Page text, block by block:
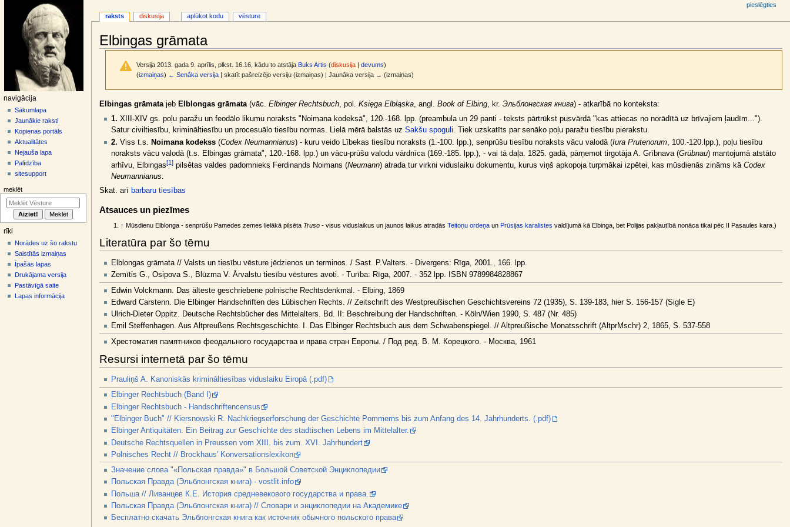
Elbingas grāmata
Versija 2013. gada 9. aprīlis, plkst. 16.16, kādu to atstāja Buks Artis (diskusija |devums)
(izmaiņas) ← Senāka versija | skatīt pašreizējo versiju (izmaiņas) | Jaunāka versija → (izmaiņas)
Jump
navigation
Jump
search
Elbingas grāmatajeb Elblongas grāmata(vāc. Elbinger Rechtsbuch, pol. Księga Elbląska, angl. Book of Elbing, kr. Эльблонгская книга) - atkarībā no konteksta:
1. XIII-XIV gs. poļu paražu un feodālo likumu noraksts "Noimana kodeksā", 120.-168. lpp. (preambula un 29 panti - teksts pārtrūkst pusvārdā "kas attiecas no norādītā uz brīvajiem ļaudīm...").
Satur civiltiesību, krimināltiesību un procesuālo tiesību normas. Lielā mērā balstās uz Sakšu spoguli. Tiek uzskatīts par senāko poļu paražu tiesību pierakstu.
2. Viss t.s. Noimana kodekss(Codex Neumannianus) - kuru veido Lībekas tiesību noraksts (1.-100. lpp.), senprūšu tiesību noraksts vācu valodā (Iura Prutenorum, 100.-120.lpp.), poļu tiesību
noraksts vācu valodā (t.s. Elbingas grāmata", 120.-168. lpp.) un vācu-prūšu valodu vārdnīca (169.-185. lpp.), - vai tā daļa. 1825. gadā, pārņemot tirgotāja A. Grībnava (Grübnau) mantojumā atstāto
arhīvu, Elbingas[1]pilsētas valdes padomnieks Ferdinands Noimans (Neumann) atrada tur virkni viduslaiku dokumentu, kurus viņš apkopoja turpmākai izpētei, kas mūsdienās zināms kā Codex
Neumannianus.
Skat. arī barbaru tiesības
Atsauces un piezīmes
↑ Mūsdienu Elblonga - senprūšu Pamedes zemes lielākā pilsēta Truso - visus viduslaikus un jaunos laikus atradāsTeitoņu ordeņa unPrūsijas karalistes valdījumā kā Elbinga, bet Polijas pakļautībā nonāca tikai pēc II Pasaules kara.)
Literatūra par šo tēmu
Elblongas grāmata // Valsts un tiesību vēsture jēdzienos un terminos. / Sast. P.Valters. - Divergens: Rīga, 2001., 166. lpp.
Zemītis G., Osipova S., Blūzma V. Ārvalstu tiesību vēstures avoti. - Turība: Rīga, 2007. - 352 lpp. ISBN 9789984828867
Edwin Volckmann. Das älteste geschriebene polnische Rechtsdenkmal. - Elbing, 1869
Edward Carstenn. Die Elbinger Handschriften des Lübischen Rechts. // Zeitschrift des Westpreußischen Geschichtsvereins 72 (1935), S. 139-183, hier S. 156-157 (Sigle E)
Ulrich-Dieter Oppitz. Deutsche Rechtsbücher des Mittelalters. Bd. II: Beschreibung der Handschriften. - Köln/Wien 1990, S. 487 (Nr. 485)
Emil Steffenhagen. Aus Altpreußens Rechtsgeschichte. I. Das Elbinger Rechtsbuch aus dem Schwabenspiegel. // Altpreußische Monatsschrift (AltprMschr) 2, 1865, S. 537-558
Хрестоматия памятников феодального государства и права стран Европы. / Под ред. В. М. Корецкого. - Москва, 1961
Resursi internetā par šo tēmu
Prauliņš A. Kanoniskās krimināltiesības viduslaiku Eiropā (.pdf)
Elbinger Rechtsbuch (Band I)
Elbinger Rechtsbuch - Handschriftencensus
"Elbinger Buch" // Kiersnowski R. Nachkriegserforschung der Geschichte Pommerns bis zum Anfang des 14. Jahrhunderts. (.pdf)
Elbinger Antiquitäten. Ein Beitrag zur Geschichte des stadtischen Lebens im Mittelalter.
Deutsche Rechtsquellen in Preussen vom XIII. bis zum. XVI. Jahrhundert
Polnisches Recht // Brockhaus' Konversationslexikon
Значение слова "«Польская правда»" в Большой Советской Энциклопедии
Польская Правда (Эльблонгская книга) - vostlit.info
Польша // Ливанцев К.Е. История средневекового государства и права.
Польская Правда (Эльблонгская книга) // Словари и энциклопедии на Академике
Бесплатно скачать Эльблонгская книга как источник обычного польского права
N
s
raksts diskusija aplūkot kodu vēsture
pieslēgties
navigācija
Sākumlapa
Jaunākie raksti
Kopienas portāls
Aktualitātes
Nejauša lapa
Palīdzība
sitesupport
meklēt
rīki
Norādes uz šo rakstu
Saistītās izmaiņas
Īpašās lapas
Drukājama versija
Pastāvīgā saite
Lapas informācija